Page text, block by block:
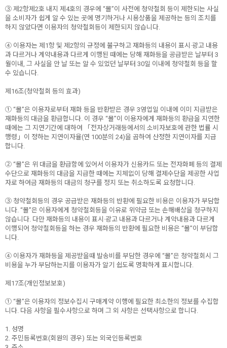
③ 제2항제2호 내지 제4호의 경우에 “몰”이 사전에 청약철회 등이 제한되는 사실
을 소비자가 쉽게 알 수 있는 곳에 명기하거나 시용상품을 제공하는 등의 조치를
하지 않았다면 이용자의 청약철회등이 제한되지 않습니다.
④ 이용자는 제1항 및 제2항의 규정에 불구하고 재화등의 내용이 표시·광고 내용
과 다르거나 계약내용과 다르게 이행된 때에는 당해 재화등을 공급받은 날부터 3
월이내, 그 사실을 안 날 또는 알 수 있었던 날부터 30일 이내에 청약철회 등을 할
수 있습니다.
제16조(청약철회 등의 효과)
① “몰”은 이용자로부터 재화 등을 반환받은 경우 3영업일 이내에 이미 지급받은
재화등의 대금을 환급합니다. 이 경우 “몰”이 이용자에게 재화등의 환급을 지연한
때에는 그 지연기간에 대하여 「전자상거래등에서의 소비자보호에 관한 법률 시
행령」이 정하는 지연이자율(연 100분의 24)을 곱하여 산정한 지연이자를 지급
합니다.
② “몰”은 위 대금을 환급함에 있어서 이용자가 신용카드 또는 전자화폐 등의 결제
수단으로 재화등의 대금을 지급한 때에는 지체없이 당해 결제수단을 제공한 사업
자로 하여금 재화등의 대금의 청구를 정지 또는 취소하도록 요청합니다.
③ 청약철회등의 경우 공급받은 재화등의 반환에 필요한 비용은 이용자가 부담합
니다. “몰”은 이용자에게 청약철회등을 이유로 위약금 또는 손해배상을 청구하지
않습니다. 다만 재화등의 내용이 표시·광고 내용과 다르거나 계약내용과 다르게
이행되어 청약철회등을 하는 경우 재화등의 반환에 필요한 비용은 “몰”이 부담합
니다.
④ 이용자가 재화등을 제공받을때 발송비를 부담한 경우에 “몰”은 청약철회시 그
비용을 누가 부담하는지를 이용자가 알기 쉽도록 명확하게 표시합니다.
제17조(개인정보보호)
① “몰”은 이용자의 정보수집시 구매계약 이행에 필요한 최소한의 정보를 수집합
니다. 다음 사항을 필수사항으로 하며 그 외 사항은 선택사항으로 합니다.
1. 성명
2. 주민등록번호(회원의 경우) 또는 외국인등록번호